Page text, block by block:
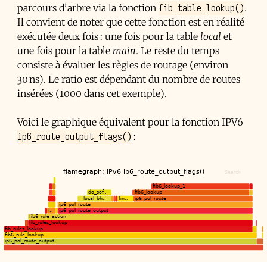
parcours d’arbre via la fonction fib_table_lookup().
Il convient de noter que cette fonction est en réalité
exécutée deux fois : une fois pour la table local et
une fois pour la table main. Le reste du temps
consiste à évaluer les règles de routage (environ
30 ns). Le ratio est dépendant du nombre de routes
insérées (1000 dans cet exemple).
Voici le graphique équivalent pour la fonction IPV6
ip6_route_output_flags() :